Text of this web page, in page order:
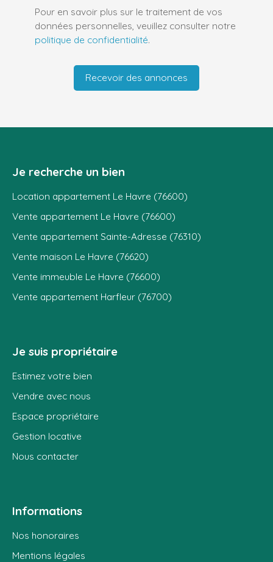
Pour en savoir plus sur le traitement de vos
données personnelles, veuillez consulter notre
politique de confidentialité.
Recevoir des annonces
Je recherche un bien
Location appartement Le Havre (76600)
Vente appartement Le Havre (76600)
Vente appartement Sainte-Adresse (76310)
Vente maison Le Havre (76620)
Vente immeuble Le Havre (76600)
Vente appartement Harfleur (76700)
Je suis propriétaire
Estimez votre bien
Vendre avec nous
Espace propriétaire
Gestion locative
Nous contacter
Informations
Nos honoraires
Mentions légales